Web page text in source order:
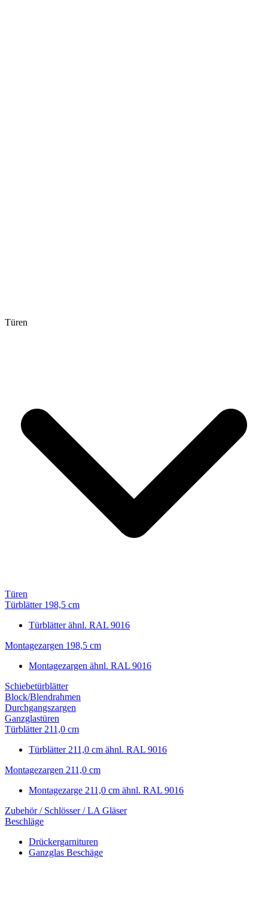
Türen
Türen
Türblätter 198,5 cm
Türblätter ähnl. RAL 9016
Montagezargen 198,5 cm
Montagezargen ähnl. RAL 9016
Schiebetürblätter
Block/Blendrahmen
Durchgangszargen
Ganzglastüren
Türblätter 211,0 cm
Türblätter 211,0 cm ähnl. RAL 9016
Montagezargen 211,0 cm
Montagezarge 211,0 cm ähnl. RAL 9016
Zubehör / Schlösser / LA Gläser
Beschläge
Drückergarnituren
Ganzglas Beschäge